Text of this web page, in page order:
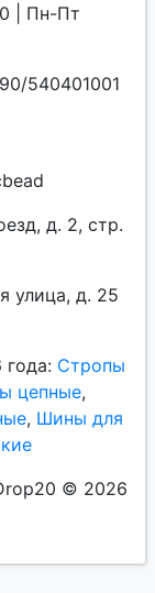
| Пн-Пт
540401001
д. 2, стр.
улица, д. 25
года: Стропы
цепные,
, Шины для
© 2026